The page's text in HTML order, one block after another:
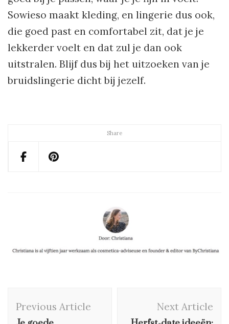
Share
Sowieso maakt kleding, en lingerie dus ook,
die goed past en comfortabel zit, dat je je
lekkerder voelt en dat zul je dan ook
uitstralen. Blijf dus bij het uitzoeken van je
bruidslingerie dicht bij jezelf.
Navigation
Previous Article Next Article